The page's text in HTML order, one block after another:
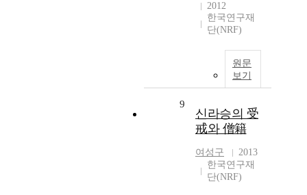
2012
한국연구재
단(NRF)
원문
보기
9
신라승의 受
戒와 僧籍
여성구
2013
한국연구재
단(NRF)